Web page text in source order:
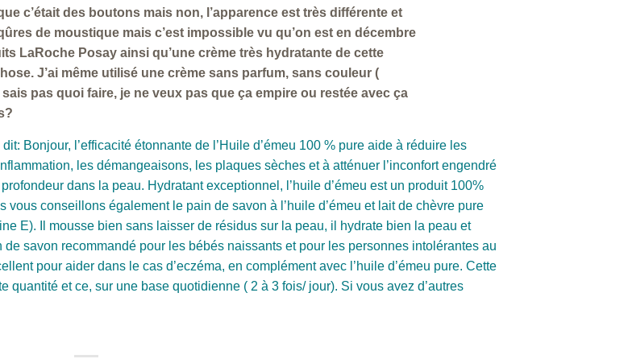
c’était des boutons mais non, l’apparence est très différente et
de moustique mais c’est impossible vu qu’on est en décembre
LaRoche Posay ainsi qu’une crème très hydratante de cette
J’ai même utilisé une crème sans parfum, sans couleur (
pas quoi faire, je ne veux pas que ça empire ou restée avec ça
Bonjour, l’efficacité étonnante de l’Huile d’émeu 100 % pure aide à réduire les
les démangeaisons, les plaques sèches et à atténuer l’inconfort engendré
dans la peau. Hydratant exceptionnel, l’huile d’émeu est un produit 100%
conseillons également le pain de savon à l’huile d’émeu et lait de chèvre pure
E). Il mousse bien sans laisser de résidus sur la peau, il hydrate bien la peau et
savon recommandé pour les bébés naissants et pour les personnes intolérantes au
pour aider dans le cas d’eczéma, en complément avec l’huile d’émeu pure. Cette
quantité et ce, sur une base quotidienne ( 2 à 3 fois/ jour). Si vous avez d’autres